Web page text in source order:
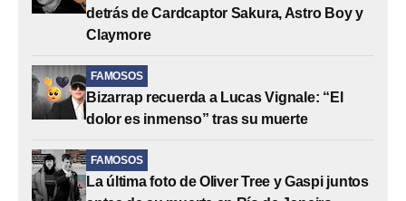
detrás de Cardcaptor Sakura, Astro Boy y
Claymore
FAMOSOS
Bizarrap recuerda a Lucas Vignale: “El
dolor es inmenso” tras su muerte
FAMOSOS
La última foto de Oliver Tree y Gaspi juntos